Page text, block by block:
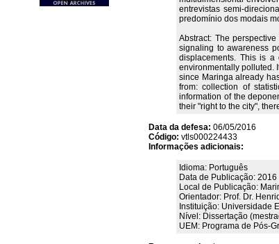
entrevistas semi-
predomínio dos modais
Abstract: The
signaling to awareness
displacements. This is
environmentally polluted.
since Maringa already
from: collection of
information of the
their "right to the city",
Data da defesa: 06/05/2016
Código: vtls000224433
Informações adicionais:
Idioma: Português
Data de Publicação: 2016
Local de Publicação:
Orientador: Prof. Dr.
Instituição: Universidade
Nível: Dissertação
UEM: Programa de Pós-